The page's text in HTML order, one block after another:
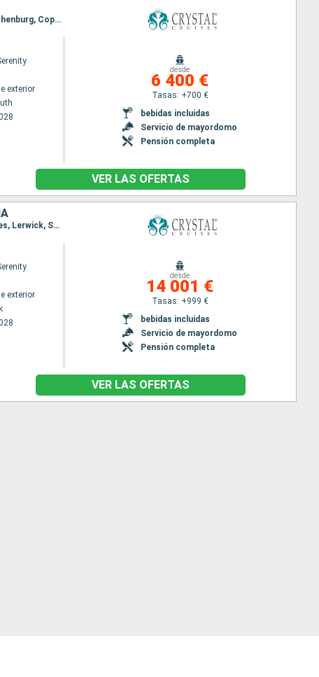
Itinerario : Portsmouth, Zeebrugge, Newcastle Upon Tyne, Queensferry, Kristiansand, Oslo, Gothenburg, Copenhague
exterior
desde
6 400 €
Tasas: +700 €
bebidas incluidas
Servicio de mayordomo
Pensión completa
VER LAS OFERTAS
Itinerario : Reykjavik, Nuuk, Paamiut, Qaqortoq, Pasaje de Christian Sund, Torshaven-Islas Feroes, Lerwick, Stavanger, Mandal, Oslo, Alesund, Kristiansund, Maloy, Bergen, Kristiansand, Fredericia, Kiel, Copenhague
exterior
desde
14 001 €
Tasas: +999 €
bebidas incluidas
Servicio de mayordomo
Pensión completa
VER LAS OFERTAS